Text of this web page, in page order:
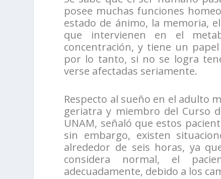
posee muchas funciones
estado de ánimo, la memoria,
que intervienen en el
concentración, y tiene un
por lo tanto, si no se logra
verse afectadas seriamente.
Respecto al sueño en el adulto
geriatra y miembro del Curso
UNAM, señaló que estos
sin embargo, existen
alrededor de seis horas, ya
considera normal, el
adecuadamente, debido a los